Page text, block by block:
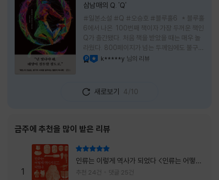
삼남매의 Q. 'Q'
#일본소설 #Q #오승호 #블루홀6 * 블루홀
6에서 나온 100번째 책이자 가장 두꺼운 책인
Q가 출간됐다. 처음 책을 받았을 때는 매우 놀
라웠다. 800페이지가 넘는 두께임에도 불구하
고 생각보다 책이 가벼웠다. 여기에 측면을 영
제목이 Q란다. 처음 제목을 봤을 때 나는 질문
을 의미하는 Question을 떠올렸다. 하지만 이
려는 걸까, 아니면 같이 논의를 하자는 걸까 고
개를 갸웃거리며 책을 펴들었다. * 틈만 나면
경적을 울리고 욕을 입에 달고 사는 선배와 일
하고 있는 하치. 히토미 클린이라는 청소업체
직원으로 일하는 그녀가 바라는 것은 그저 고요
한
k*****y 님의 리뷰
새로보기 4/10
금주에 추천을 많이 받은 리뷰
1
인류는 이렇게 역사가 되었다 <인류는 어떻게
역사가 되었나>
추천 24건 댓글 25건